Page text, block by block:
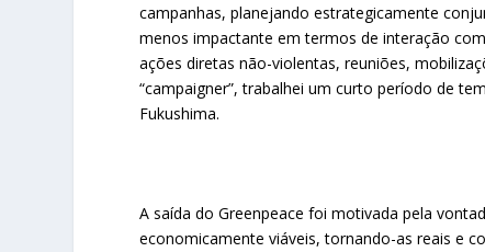
campanhas, planejando estrategicamente
menos impactante em termos de interação
ações diretas não-violentas, reuniões,
“campaigner”, trabalhei um curto período de
Fukushima.
A saída do Greenpeace foi motivada pela
economicamente viáveis, tornando-as reais e